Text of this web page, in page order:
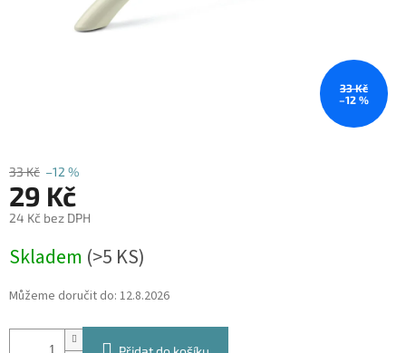
33 Kč
–12 %
33 Kč –12 %
29 Kč
24 Kč bez DPH
cena:
Skladem (>5 KS)
Můžeme doručit do: 12.8.2026